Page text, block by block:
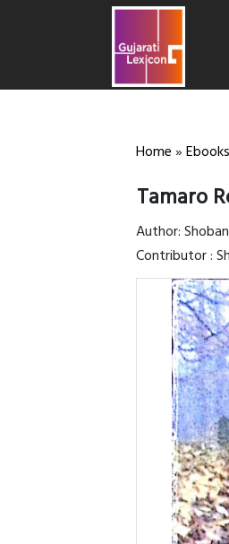
Home » Ebooks
Tamaro
Author:
Contributor :